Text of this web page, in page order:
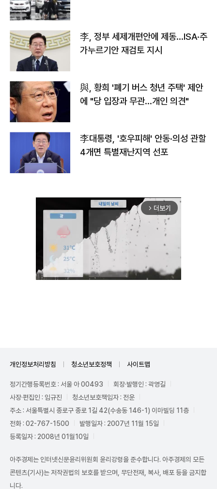
李, 정부 세제개편안에 제동…ISA·주
가누르기안 재검토 지시
與, 황희 '폐기 버스 청년 주택' 제안
에 "당 입장과 무관…개인 의견"
李대통령, '호우피해' 안동·의성 관할
4개면 특별재난지역 선포
arrow_forward_ios 더보기
개인정보처리방침 청소년보호정책 사이트맵
정기간행등록번호 : 서울 아 00493
회장·발행인 : 곽영길
사장·편집인 : 임규진
청소년보호책임자 : 전운
주소 : 서울특별시 종로구 종로 1길 42(수송동 146-1) 이마빌딩 11층
전화 : 02-767-1500
발행일자 : 2007년 11월 15일
등록일자 : 2008년 01월10일
아주경제는 인터넷신문윤리위원회 윤리강령을 준수합니다. 아주경제의 모든
콘텐츠(기사)는 저작권법의 보호를 받으며, 무단전재, 복사, 배포 등을 금지합
니다.